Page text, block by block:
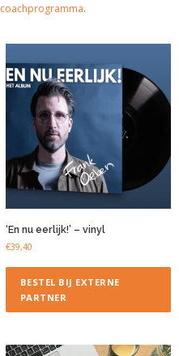
coachprogramma.
‘En nu eerlijk!’ – vinyl
€39,40
BESTEL BIJ EXTERNE
PARTNER